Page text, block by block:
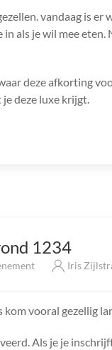
vandaag is
in als je wil mee
deze afkorting
deze luxe krijgt.
1234
Iris
kom vooral gezellig
Als je je